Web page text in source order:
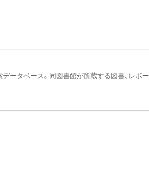
ータベース。同図書館が所蔵する図書、レポー